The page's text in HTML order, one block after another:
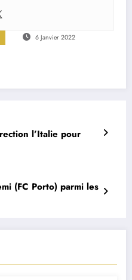
6 Janvier 2022
l’Italie pour
(FC Porto) parmi les